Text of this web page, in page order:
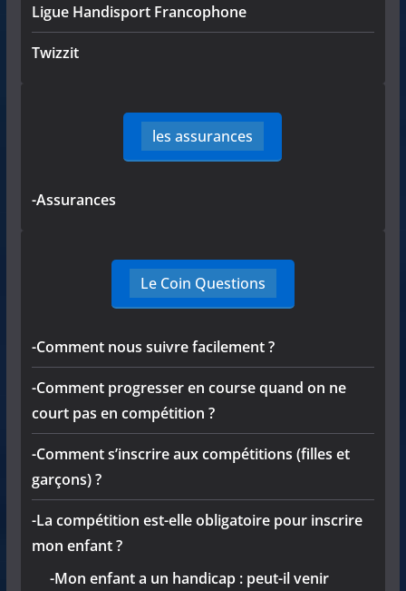
Ligue Handisport Francophone
Twizzit
les assurances
-Assurances
Le Coin Questions
-Comment nous suivre facilement ?
-Comment progresser en course quand on ne
court pas en compétition ?
-Comment s’inscrire aux compétitions (filles et
garçons) ?
-La compétition est-elle obligatoire pour inscrire
mon enfant ?
-Mon enfant a un handicap : peut-il venir